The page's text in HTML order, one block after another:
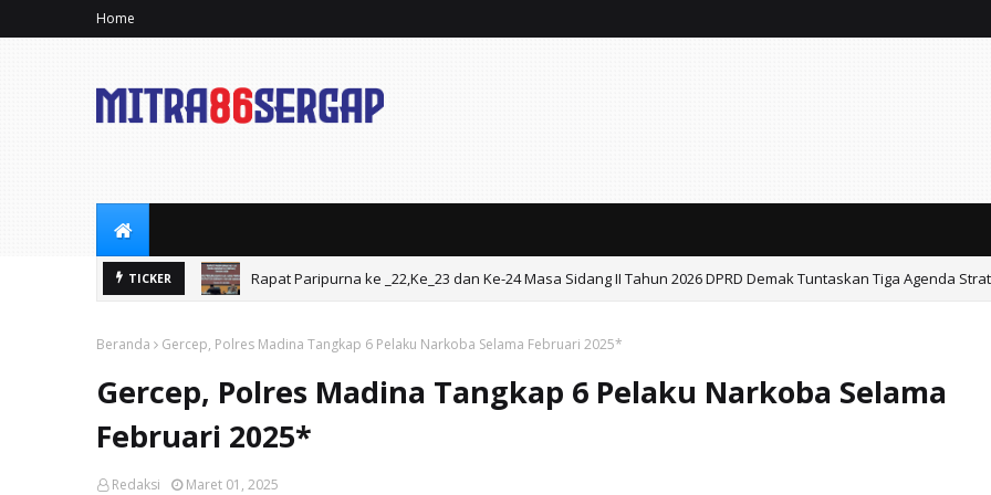
Home
TICKER Rapat Paripurna DPRD ke-21 Masa Sidang II Tahun 2026 .
Beranda Gercep, Polres Madina Tangkap 6 Pelaku Narkoba Selama Februari 2025*
Gercep, Polres Madina Tangkap 6 Pelaku Narkoba Selama
Februari 2025*
Redaksi Maret 01, 2025